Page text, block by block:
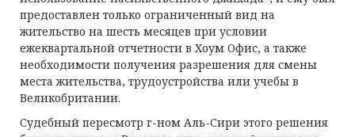
предоставлен только ограниченный вид на
жительство на шесть месяцев при условии
ежеквартальной отчетности в Хоум Офис, а также
необходимости получения разрешения для смены
места жительства, трудоустройства или учебы в
Великобритании.
Судебный пересмотр г-ном Аль-Сири этого решения